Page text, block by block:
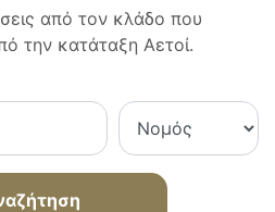
από τον κλάδο που
την κατάταξη Αετοί.